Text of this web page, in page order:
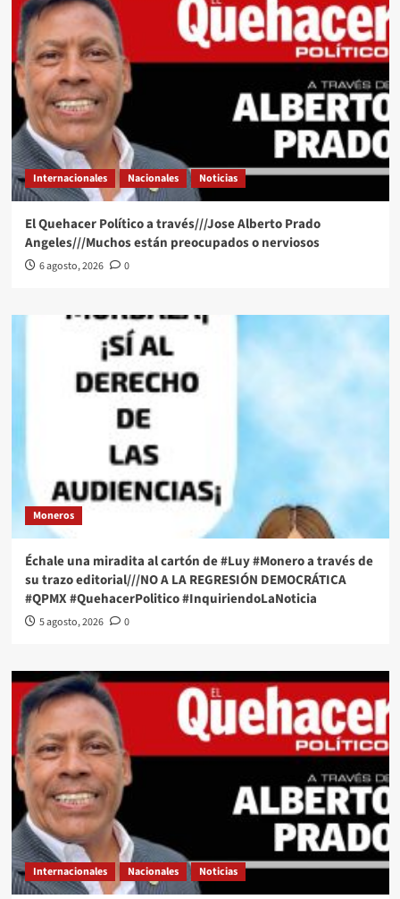
Internacionales Nacionales Noticias
El Quehacer Político a través///Jose Alberto Prado
Angeles///Muchos están preocupados o nerviosos
6 agosto, 2026 0
Moneros
Échale una miradita al cartón de #Luy #Monero a través de
su trazo editorial///NO A LA REGRESIÓN DEMOCRÁTICA
#QPMX #QuehacerPolitico #InquiriendoLaNoticia
5 agosto, 2026 0
Internacionales Nacionales Noticias